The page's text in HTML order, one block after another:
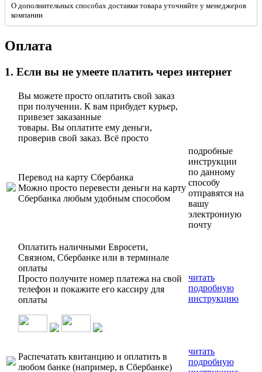
О дополнительных способах доставки товара уточняйте у менеджеров
компании
Оплата
1. Если вы не умеете платить через интернет
Вы можете просто оплатить свой заказ
при получении. К вам прибудет курьер,
привезет заказанные
товары. Вы оплатите ему деньги,
проверив свой заказ. Всё просто
Перевод на карту Сбербанка
Можно просто перевести деньги на карту
Сбербанка любым удобным способом
подробные
инструкции
по данному
способу
отправятся на
вашу
электронную
почту
Оплатить наличными Евросети,
Связном, Сбербанке или в терминале
оплаты
Просто получите номер платежа на свой
телефон и покажите его кассиру для
оплаты
читать
подробную
инструкцию
Распечатать квитанцию и оплатить в
любом банке (например, в Сбербанке)
читать
подробную